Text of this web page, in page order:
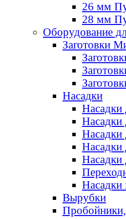
26 мм
28 мм
Оборудование
Заготовки
Насадки
Насадки
Насадки
Насадки
Насадки
Насадки
Насадки
Вырубки